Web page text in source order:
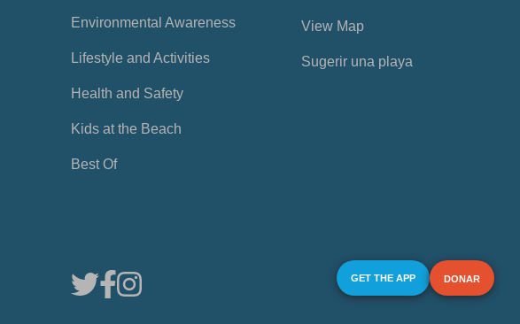
Environmental Awareness
Lifestyle and Activities
Health and Safety
Kids at the Beach
Best Of
View Map
Sugerir una playa
GET THE APP DONAR